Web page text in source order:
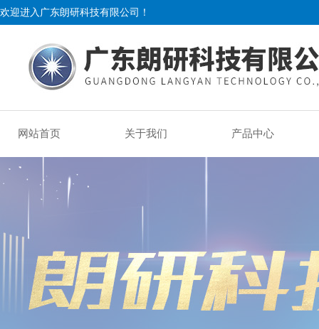
欢迎进入广东朗研科技有限公司！
网站首页 关于我们 产品中心